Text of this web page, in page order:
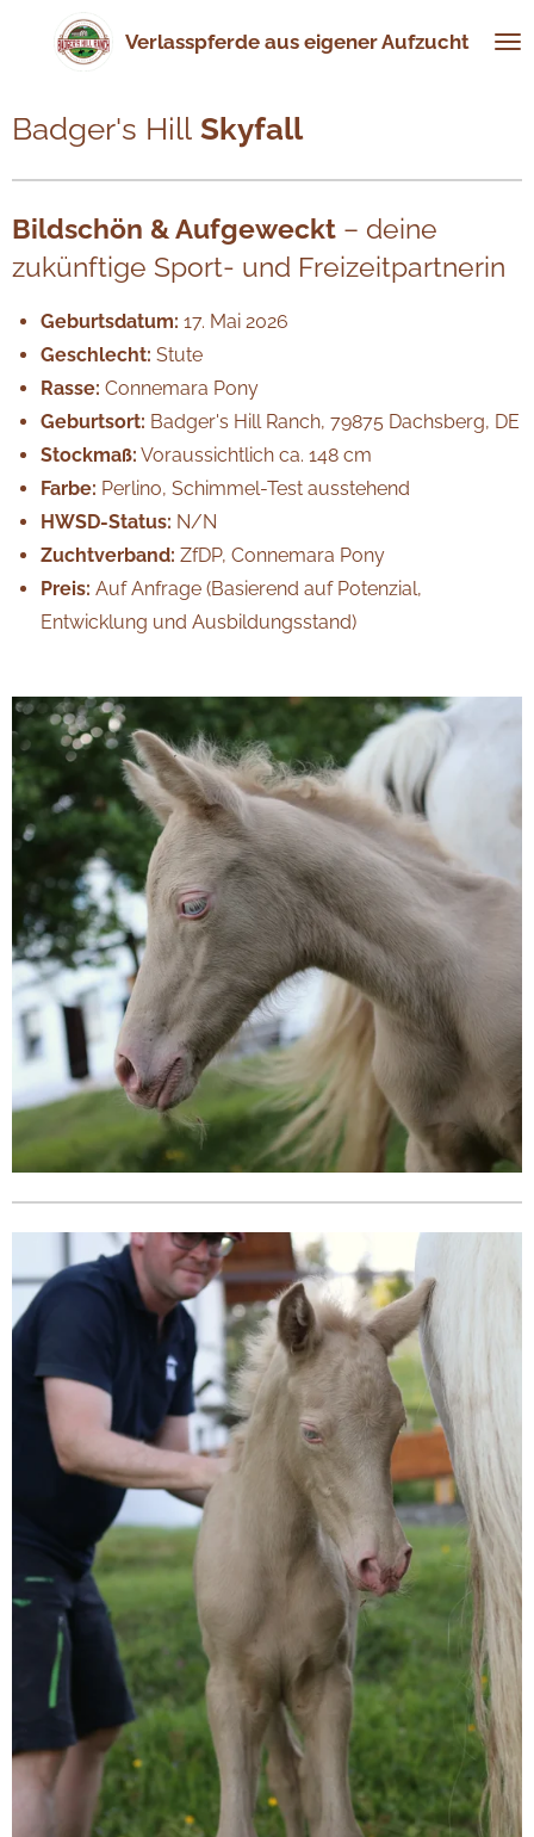
Hauptinhalt
Verlasspferde aus eigener Aufzucht
Badger's Hill Skyfall
Bildschön & Aufgeweckt – deine
zukünftige Sport- und Freizeitpartnerin
Geburtsdatum: 17. Mai 2026
Geschlecht: Stute
Rasse: Connemara Pony
Geburtsort: Badger's Hill Ranch, 79875 Dachsberg, DE
Stockmaß: Voraussichtlich ca. 148 cm
Farbe: Perlino, Schimmel-Test ausstehend
HWSD-Status: N/N
Zuchtverband: ZfDP, Connemara Pony
Preis: Auf Anfrage (Basierend auf Potenzial,
Entwicklung und Ausbildungsstand)